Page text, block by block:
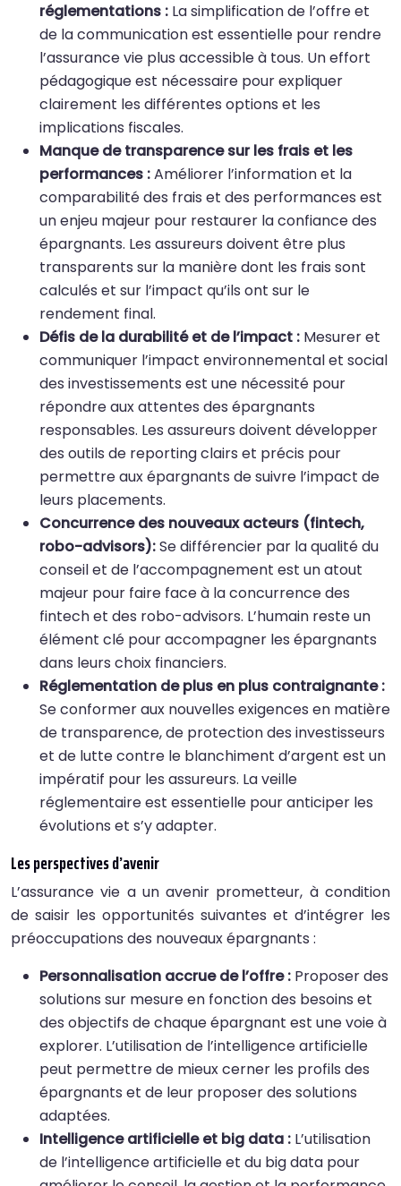
réglementations : La simplification de l’offre et
de la communication est essentielle pour rendre
l’assurance vie plus accessible à tous. Un effort
pédagogique est nécessaire pour expliquer
clairement les différentes options et les
implications fiscales.
Manque de transparence sur les frais et les
performances :Améliorer l’information et la
comparabilité des frais et des performances est
un enjeu majeur pour restaurer la confiance des
épargnants. Les assureurs doivent être plus
transparents sur la manière dont les frais sont
calculés et sur l’impact qu’ils ont sur le
rendement final.
Défis de la durabilité et de l’impact : Mesurer et
communiquer l’impact environnemental et social
des investissements est une nécessité pour
répondre aux attentes des épargnants
responsables. Les assureurs doivent développer
des outils de reporting clairs et précis pour
permettre aux épargnants de suivre l’impact de
leurs placements.
Concurrence des nouveaux acteurs (fintech,
robo-advisors):Se différencier par la qualité du
conseil et de l’accompagnement est un atout
majeur pour faire face à la concurrence des
fintech et des robo-advisors. L’humain reste un
élément clé pour accompagner les épargnants
dans leurs choix financiers.
Réglementation de plus en plus contraignante :
Se conformer aux nouvelles exigences en matière
de transparence, de protection des investisseurs
et de lutte contre le blanchiment d’argent est un
impératif pour les assureurs. La veille
réglementaire est essentielle pour anticiper les
évolutions et s’y adapter.
Les perspectives d’avenir
L’assurance vie a un avenir prometteur, à condition
de saisir les opportunités suivantes et d’intégrer les
préoccupations des nouveaux épargnants :
Personnalisation accrue de l’offre : Proposer des
solutions sur mesure en fonction des besoins et
des objectifs de chaque épargnant est une voie à
explorer. L’utilisation de l’intelligence artificielle
peut permettre de mieux cerner les profils des
épargnants et de leur proposer des solutions
adaptées.
Intelligence artificielle et big data : L’utilisation
de l’intelligence artificielle et du big data pour